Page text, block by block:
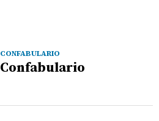
CONFABULARIO
Confabulario